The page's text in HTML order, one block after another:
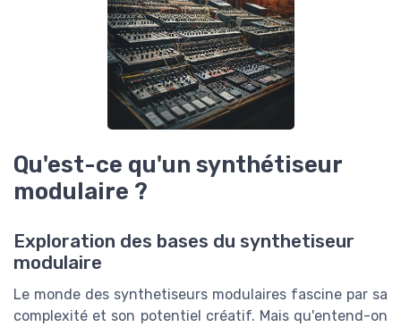
Qu'est-ce qu'un synthétiseur
modulaire ?
Exploration des bases du synthetiseur
modulaire
Le monde des synthetiseurs modulaires fascine par sa
complexité et son potentiel créatif. Mais qu'entend-on